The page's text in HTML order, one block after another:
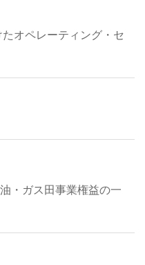
オペレーティング・セ
・ガス田事業権益の一